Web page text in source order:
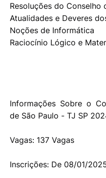
Resoluções do Conselho
Atualidades e Deveres
Noções de Informática
Raciocínio Lógico e
Informações Sobre o
de São Paulo - TJ SP
Vagas: 137 Vagas
Inscrições: De 08/01/